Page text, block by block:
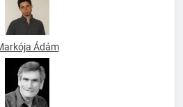
Markója Ádám